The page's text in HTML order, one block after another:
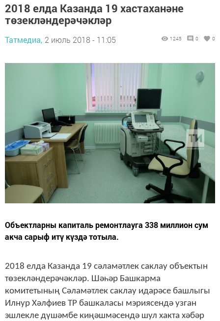
2018 елда Казанда 19 хастаханәне
төзекләндерәчәкләр
Татмедиа, 2 июль 2018 - 11:05 1245 0 0
Объектларны капиталь ремонтлауга 338 миллион сум
акча сарыф итү күздә тотыла.
2018 елда Казанда 19 сәламәтлек саклау объектын
төзекләндерәчәкләр. Шәһәр Башкарма
комитетының Сәламәтлек саклау идарәсе башлыгы
Илнур Хәлфиев ТР башкаласы мэриясендә узган
эшлекле дүшәмбе киңәшмәсендә шул хакта хәбәр